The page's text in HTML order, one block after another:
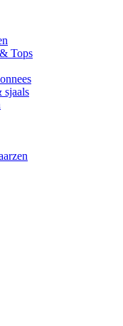
Tops
sjaals